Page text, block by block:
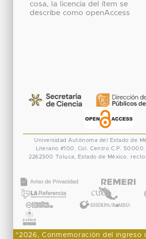
cosa, la licencia del ítem se
describe como openAccess
Universidad Autónoma del Estado de
Literario #100. Col. Centro C.P. 50000.
2262300 Toluca, Estado de México.
"2026, Conmemoración del ingreso